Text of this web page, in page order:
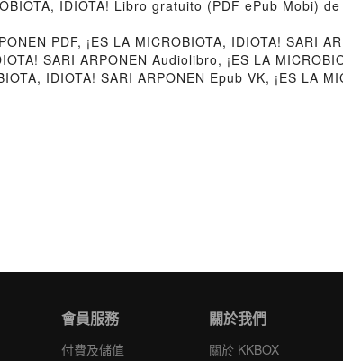
IDIOTA! Libro gratuito (PDF ePub Mobi) de
PDF, ¡ES LA MICROBIOTA, IDIOTA! SARI
SARI ARPONEN Audiolibro, ¡ES LA
IDIOTA! SARI ARPONEN Epub VK, ¡ES LA
會員服務
付費及儲值
關於我們
關於 KKBOX